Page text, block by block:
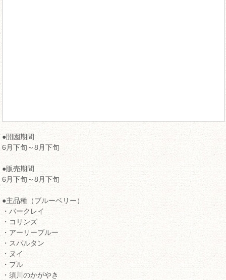
●開園期間
6月下旬～8月下旬
●販売期間
6月下旬～8月下旬
●主品種（ブルーベリー）
・バークレイ
・コリンズ
・アーリーブルー
・スパルタン
・ヌイ
・プル
・須川のかがやき